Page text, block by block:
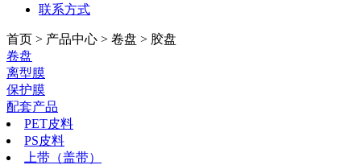
联系方式
首页 > 产品中心 > 卷盘 > 胶盘
卷盘
离型膜
保护膜
配套产品
PET皮料
PS皮料
上带（盖带）